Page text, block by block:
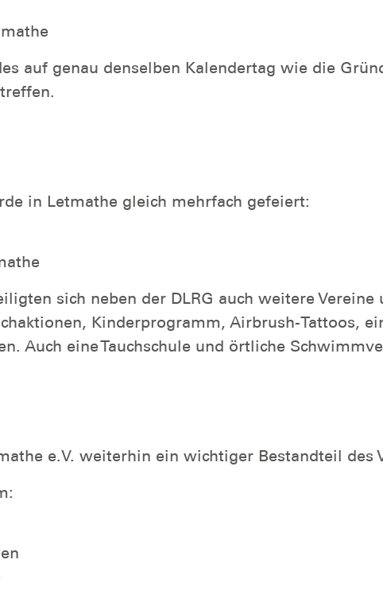
auf genau denselben Kalendertag wie die
in Letmathe gleich mehrfach gefeiert:
sich neben der DLRG auch weitere
Kinderprogramm, Airbrush-Tattoos,
Auch eine Tauchschule und örtliche
e.V. weiterhin ein wichtiger Bestandteil des